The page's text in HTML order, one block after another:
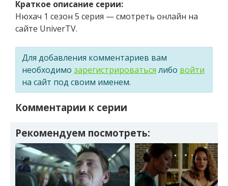
Краткое описание серии:
Нюхач 1 сезон 5 серия — смотреть онлайн на
сайте UniverTV.
Для добавления комментариев вам
необходимо зарегистрироваться либо войти
на сайт под своим именем.
Комментарии к серии
Рекомендуем посмотреть: